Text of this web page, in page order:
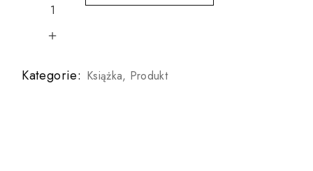
KSIĄŻKA DRUKOWANA: Z PSEM I KOTEM W
Kategorie: Książka, Produkt